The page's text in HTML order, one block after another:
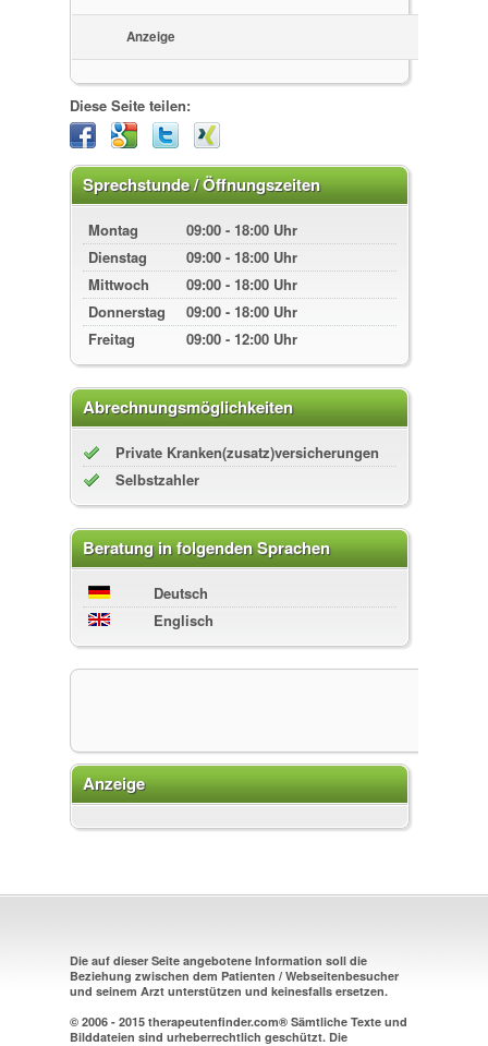
Anzeige
Diese Seite teilen:
Sprechstunde / Öffnungszeiten
Montag
09:00 - 18:00 Uhr
Dienstag
09:00 - 18:00 Uhr
Mittwoch
09:00 - 18:00 Uhr
Donnerstag
09:00 - 18:00 Uhr
Freitag
09:00 - 12:00 Uhr
Abrechnungsmöglichkeiten
Private Kranken(zusatz)versicherungen
Selbstzahler
Beratung in folgenden Sprachen
Deutsch
Englisch
Anzeige
Die auf dieser Seite angebotene Information soll die
Beziehung zwischen dem Patienten / Webseitenbesucher
und seinem Arzt unterstützen und keinesfalls ersetzen.
© 2006 - 2015 therapeutenfinder.com® Sämtliche Texte und
Bilddateien sind urheberrechtlich geschützt. Die